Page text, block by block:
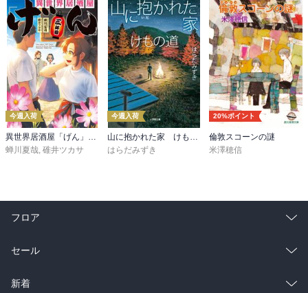
今週入荷
蝉川夏哉 碓井ツカサ
今週入荷
はらだみずき
20%ポイント
倫敦スコーンの謎
米澤穂信
フロア
総合
ラノベ
セール
総合
新着